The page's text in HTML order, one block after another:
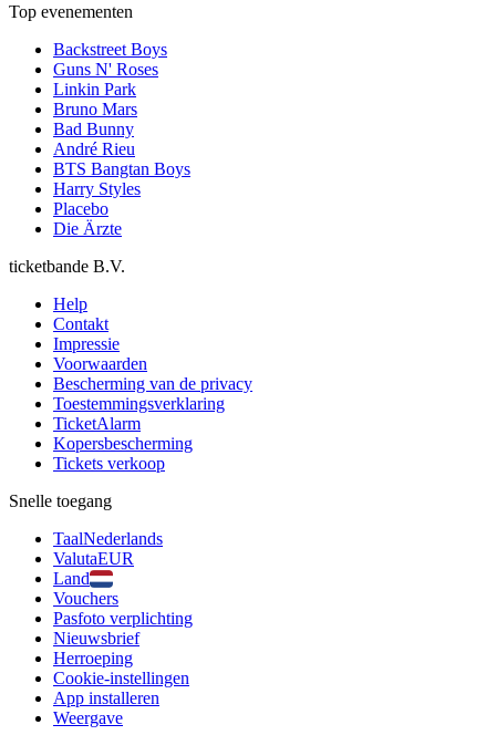
Top evenementen
Backstreet Boys
Guns N' Roses
Linkin Park
Bruno Mars
Bad Bunny
André Rieu
BTS Bangtan Boys
Harry Styles
Placebo
Die Ärzte
ticketbande B.V.
Help
Contakt
Impressie
Voorwaarden
Bescherming van de privacy
Toestemmingsverklaring
TicketAlarm
Kopersbescherming
Tickets verkoop
Snelle toegang
TaalNederlands
ValutaEUR
Land
Vouchers
Pasfoto verplichting
Nieuwsbrief
Herroeping
Cookie-instellingen
App installeren
Weergave